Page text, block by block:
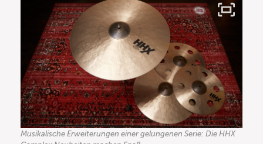
Musikalische Erweiterungen einer gelungenen Serie: Die HHX